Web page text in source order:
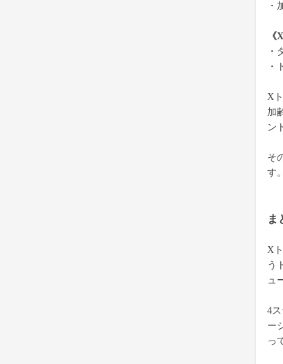
・
・
・
X
加
ン
そ
す
ま
X
う
ュ
4
ー
っ